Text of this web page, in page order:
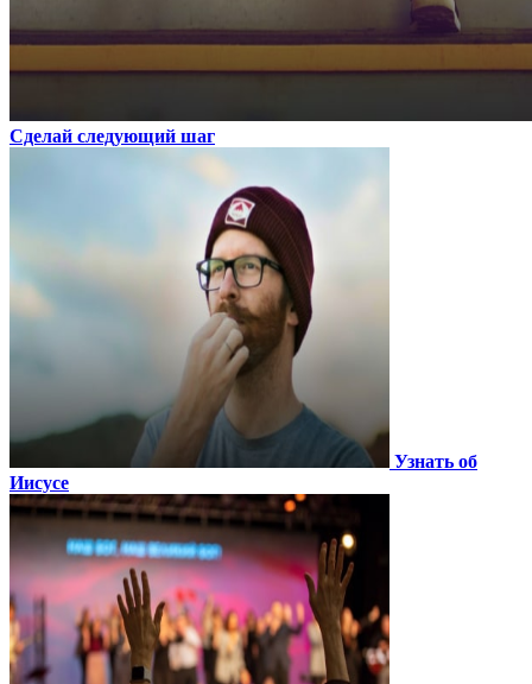
Сделай следующий шаг
Узнать об
Иисусе